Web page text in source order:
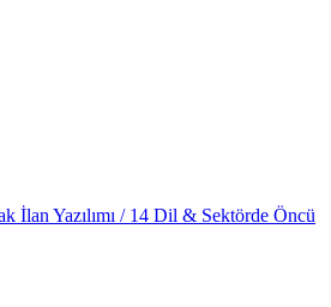
İlan Yazılımı / 14 Dil & Sektörde Öncü